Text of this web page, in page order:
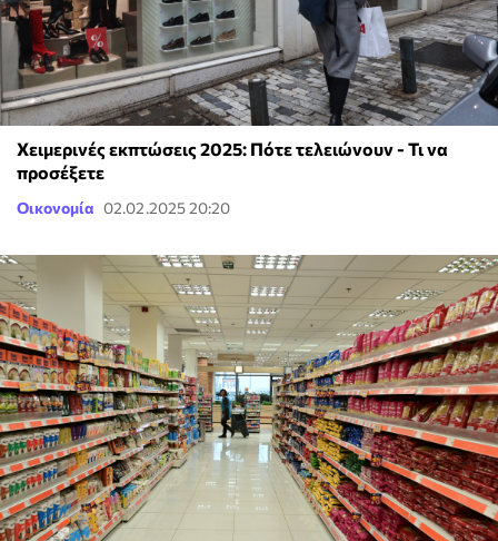
Χειμερινές εκπτώσεις 2025: Πότε τελειώνουν - Τι να
προσέξετε
Οικονομία 02.02.2025 20:20